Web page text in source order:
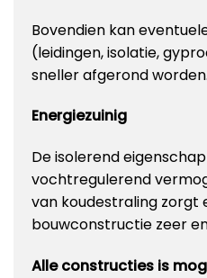
Bovendien kan
(leidingen, isolatie,
sneller afgerond worden.
Energiezuinig
De isolerend
vochtregulerend
van koudestraling zorgt
bouwconstructie zeer
Alle constructies is